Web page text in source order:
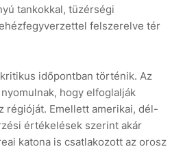
tankokkal, tüzérségi
felszerelve tér
időpontban történik. Az
hogy elfoglalják
régióját. Emellett amerikai, dél-
értékelések szerint akár
katona is csatlakozott az orosz